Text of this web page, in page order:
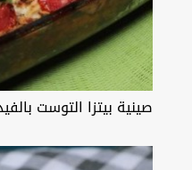
صينية بيتزا التوست